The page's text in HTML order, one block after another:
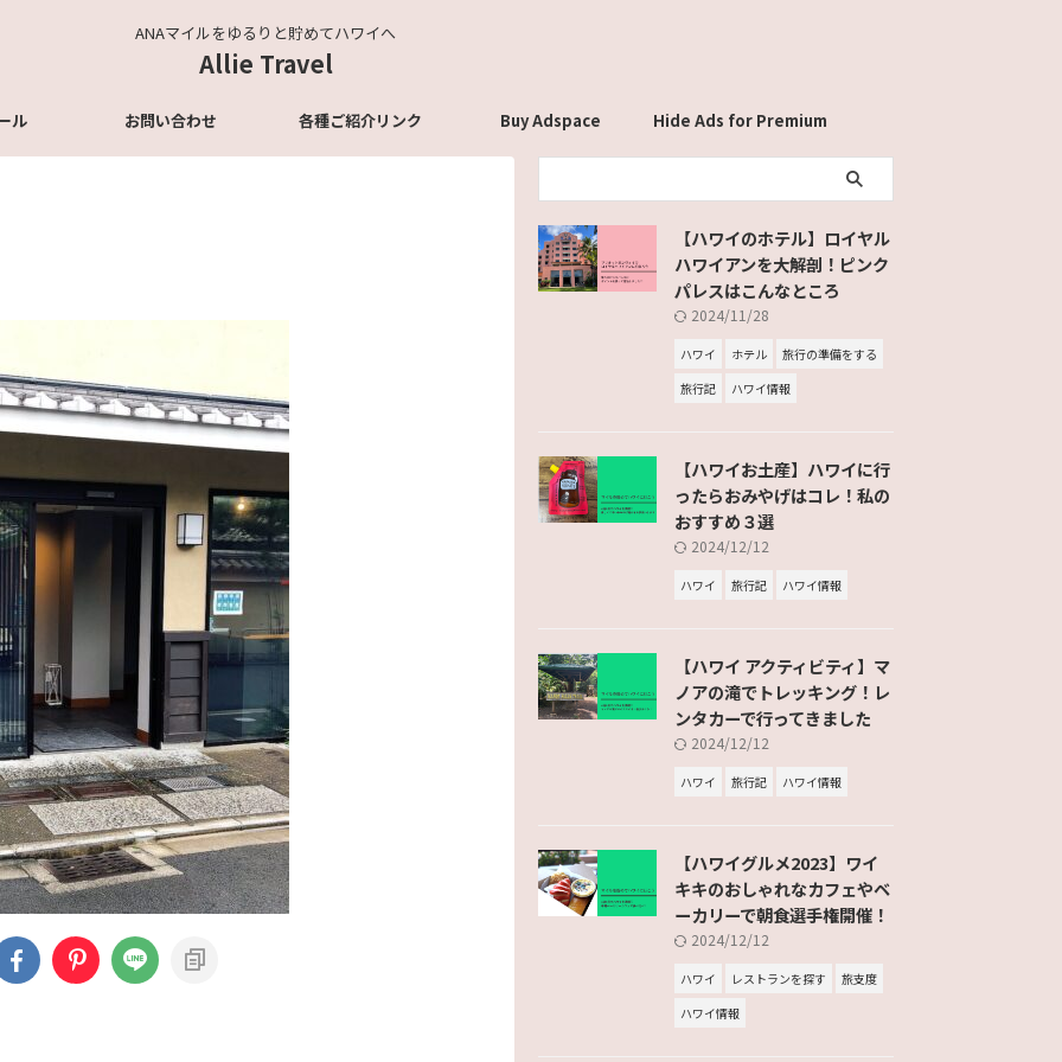
ANAマイルをゆるりと貯めてハワイへ
Allie Travel
ル お問い合わせ 各種ご紹介リンク Buy Adspace Hide Ads for Premium
【ハワイのホテル】ロイヤル
ハワイアンを大解剖！ピンク
パレスはこんなところ
2024/11/28
ハワイ ホテル
旅行の準備をする
旅行記
ハワイ情報
【ハワイお土産】ハワイに行
ったらおみやげはコレ！私の
おすすめ３選
2024/12/12
ハワイ 旅行記 ハワイ情報
【ハワイ アクティビティ】マ
ノアの滝でトレッキング！レ
ンタカーで行ってきました
2024/12/12
ハワイ 旅行記 ハワイ情報
【ハワイグルメ2023】ワイ
キキのおしゃれなカフェやベ
ーカリーで朝食選手権開催！
2024/12/12
ハワイ レストランを探す
旅支度
ハワイ情報